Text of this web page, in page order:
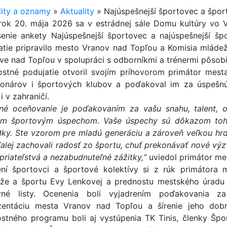
a oznamy » Aktuality » Najúspešnejší športovec a
20. mája 2026 sa v estrádnej sále Domu kultúry vo
ankety Najúspešnejší športovec a najúspešnejší
pripravilo mesto Vranov nad Topľou a Komisia
nad Topľou v spolupráci s odborníkmi a trénermi
podujatie otvoril svojím príhovorom primátor
i športových klubov a poďakoval im za
v zahraničí.
oceňovanie je poďakovaním za vašu snahu,
športovým úspechom. Vaše úspechy sú dôkazom
Ste vzorom pre mladú generáciu a zároveň veľkou
zachovali radosť zo športu, chuť prekonávať nové
a nezabudnuteľné zážitky,“uviedol primátor
športovci a športové kolektívy si z rúk primátora
a športu Evy Lenkovej a prednostu mestského
listy. Ocenenia boli vyjadrením poďakovania
mesta Vranov nad Topľou a šírenie jeho
programu boli aj vystúpenia TK Tinis, členky